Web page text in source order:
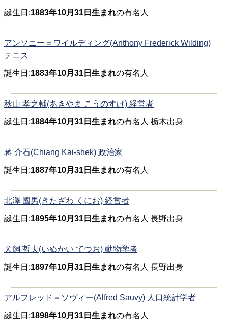
誕生日:1883年10月31日生まれの有名人
アンソニー＝ワイルディング(Anthony Frederick Wilding)
テニス
誕生日:1883年10月31日生まれの有名人
秋山 孝之輔(あきやま こうのすけ) 経営者
誕生日:1884年10月31日生まれの有名人 栃木出身
蒋 介石(Chiang Kai-shek) 政治家
誕生日:1887年10月31日生まれの有名人
北澤 國男(きたざわ くにお) 経営者
誕生日:1895年10月31日生まれの有名人 長野出身
犬飼 哲夫(いぬかい てつお) 動物学者
誕生日:1897年10月31日生まれの有名人 長野出身
アルフレッド＝ソヴィー(Alfred Sauvy) 人口統計学者
誕生日:1898年10月31日生まれの有名人